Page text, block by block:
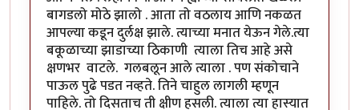
बागडलो मोठे झालो . आता तो वठलाय आणि नकळत
आपल्या कडून दुर्लक्ष झाले. त्याच्या मनात येऊन गेले.त्या
बकूळाच्या झाडाच्या ठिकाणी त्याला तिच आहे असे
क्षणभर वाटले. गलबलून आले त्याला . पण संकोचाने
पाऊल पुढे पडत नव्हते. तिने चाहुल लागली म्हणून
पाहिले. तो दिसताच ती क्षीण हसली. त्याला त्या हास्यात